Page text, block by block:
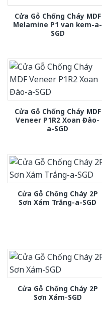
Cửa Gỗ Chống Cháy MDF
Melamine P1 van kem-a-
SGD
Cửa Gỗ Chống Cháy MDF
Veneer P1R2 Xoan Đào-
a-SGD
Cửa Gỗ Chống Cháy 2P
Sơn Xám Trắng-a-SGD
Cửa Gỗ Chống Cháy 2P
Sơn Xám-SGD